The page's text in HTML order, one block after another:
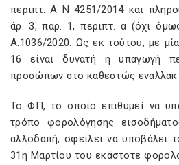
περιπτ. Α Ν 4251/2014 και
άρ. 3, παρ. 1, περιπτ. α (όχι
Α.1036/2020. Ως εκ τούτου, με
16 είναι δυνατή η υπαγωγή
προσώπων στο καθεστώς
Το ΦΠ, το οποίο επιθυμεί να
τρόπο φορολόγησης
αλλοδαπή, οφείλει να υποβάλει
31η Μαρτίου του εκάστοτε